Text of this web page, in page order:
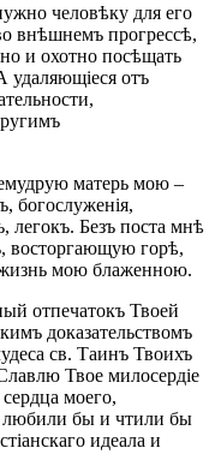
человѣку для его
внѣшнемъ прогрессѣ,
и охотно посѣщать
удаляющіеся отъ
матерь мою –
богослуженія,
легокъ. Безъ поста мнѣ
восторгающую горѣ,
мою блаженною.
отпечатокъ Твоей
доказательствомъ
св. Таинъ Твоихъ
Твое милосердіе
моего,
любили бы и чтили бы
идеала и